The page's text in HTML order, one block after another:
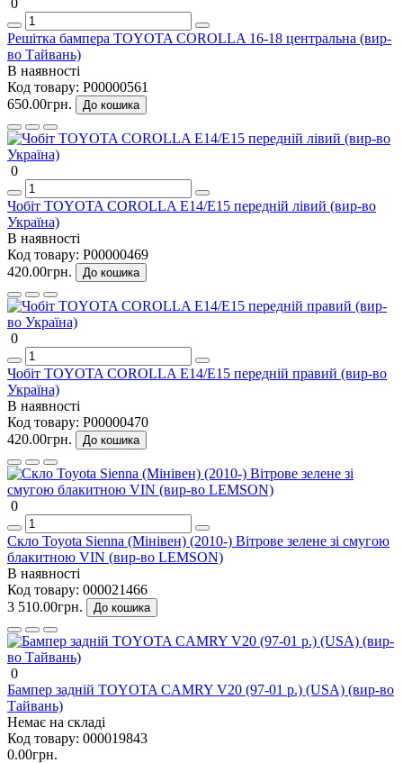
Решітка бампера TOYOTA COROLLA 16-18 центральна (вир-
во Тайвань)
В наявності
Код товару: P00000561
650.00грн.
До кошика
0
Чобіт TOYOTA COROLLA Е14/E15 передній лівий (вир-во
Україна)
В наявності
Код товару: P00000469
420.00грн.
До кошика
0
Чобіт TOYOTA COROLLA Е14/E15 передній правий (вир-во
Україна)
В наявності
Код товару: P00000470
420.00грн.
До кошика
0
Скло Toyota Sienna (Мінівен) (2010-) Вітрове зелене зі смугою
блакитною VIN (вир-во LEMSON)
В наявності
Код товару: 000021466
3 510.00грн.
До кошика
0
Бампер задній TOYOTA CAMRY V20 (97-01 р.) (USA) (вир-во
Тайвань)
Немає на складі
Код товару: 000019843
0.00грн.